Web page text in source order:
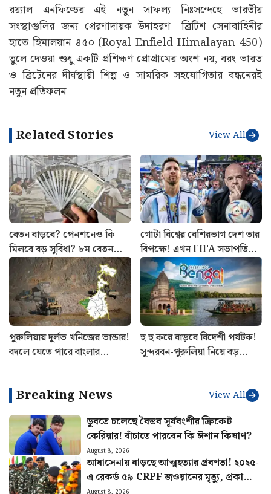
রয়্যাল এনফিল্ডের এই নতুন সাফল্য নিঃসন্দেহে ভারতীয়
সংস্থাগুলির জন্য প্রেরণাদায়ক উদাহরণ। ব্রিটিশ সেনাবাহিনীর
হাতে হিমালয়ান ৪৫০ (Royal Enfield Himalayan 450)
তুলে দেওয়া শুধু একটি প্রশিক্ষণ প্রোগ্রামের অংশ নয়, বরং ভারত
ও ব্রিটেনের দীর্ঘস্থায়ী শিল্প ও সামরিক সহযোগিতার বন্ধনেরই
নতুন প্রতিফলন।
Related Stories View All
বেতন বাড়বে? পেনশনেও কি
মিলবে বড় সুবিধা? ৮ম বেতন
কমিশনের বৈঠক ঘিরে বাড়ছে
আশা
গোটা বিশ্বের বেশিরভাগ দেশ তার
বিপক্ষে! এখন FIFA সভাপতি
ইনফান্তিনোর পাশে দাঁড়ালো
মেসির আর্জেন্টিনা
পুরুলিয়ায় দুর্লভ খনিজের ভান্ডার!
বদলে যেতে পারে বাংলার
হু হু করে বাড়বে বিদেশী পর্যটক!
সুন্দরবন-পুরুলিয়া নিয়ে বড়
Breaking News View All
ডুবতে চলেছে বৈভব সূর্যবংশীর ক্রিকেট
কেরিয়ার! বাঁচাতে পারবেন কি ঈশান কিষাণ?
August 8, 2026
আধাসেনায় বাড়ছে আত্মহত্যার প্রবণতা! ২০২৫-
এ রেকর্ড ৫৯ CRPF জওয়ানের মৃত্যু, প্রকাশ্যে